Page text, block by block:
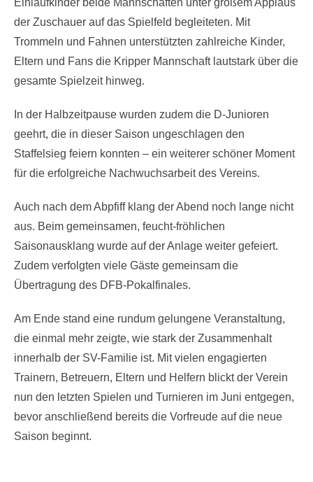
Einlaufkinder beide Mannschaften unter großem Applaus
der Zuschauer auf das Spielfeld begleiteten. Mit
Trommeln und Fahnen unterstützten zahlreiche Kinder,
Eltern und Fans die Kripper Mannschaft lautstark über die
gesamte Spielzeit hinweg.
In der Halbzeitpause wurden zudem die D-Junioren
geehrt, die in dieser Saison ungeschlagen den
Staffelsieg feiern konnten – ein weiterer schöner Moment
für die erfolgreiche Nachwuchsarbeit des Vereins.
Auch nach dem Abpfiff klang der Abend noch lange nicht
aus. Beim gemeinsamen, feucht-fröhlichen
Saisonausklang wurde auf der Anlage weiter gefeiert.
Zudem verfolgten viele Gäste gemeinsam die
Übertragung des DFB-Pokalfinales.
Am Ende stand eine rundum gelungene Veranstaltung,
die einmal mehr zeigte, wie stark der Zusammenhalt
innerhalb der SV-Familie ist. Mit vielen engagierten
Trainern, Betreuern, Eltern und Helfern blickt der Verein
nun den letzten Spielen und Turnieren im Juni entgegen,
bevor anschließend bereits die Vorfreude auf die neue
Saison beginnt.